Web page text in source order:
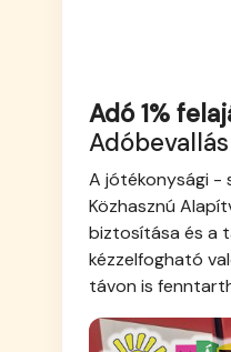
Adó 1%
A jótékonysági -
Közhasznú
biztosítása és a
kézzelfogható
távon is